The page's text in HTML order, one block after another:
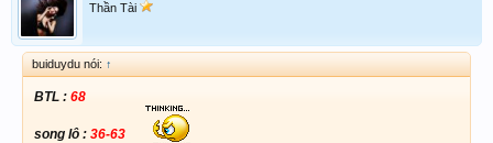
Thần Tài
buiduydu nói: ↑
BTL : 68
song lô : 36-63